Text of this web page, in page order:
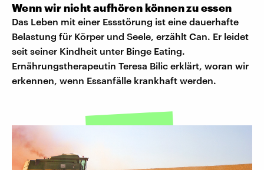
Wenn wir nicht aufhören können zu essen
Das Leben mit einer Essstörung ist eine dauerhafte
Belastung für Körper und Seele, erzählt Can. Er leidet
seit seiner Kindheit unter Binge Eating.
Ernährungstherapeutin Teresa Bilic erklärt, woran wir
erkennen, wenn Essanfälle krankhaft werden.